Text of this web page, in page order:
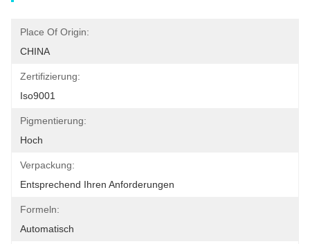
Place Of Origin:
CHINA
Zertifizierung:
Iso9001
Pigmentierung:
Hoch
Verpackung:
Entsprechend Ihren Anforderungen
Formeln:
Automatisch